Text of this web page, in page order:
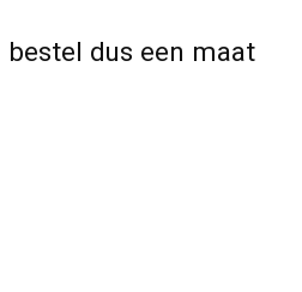
bestel dus een maat